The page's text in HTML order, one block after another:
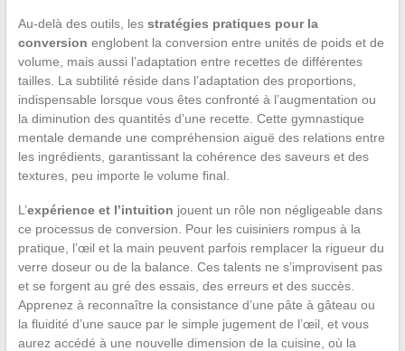
Au-delà des outils, les stratégies pratiques pour la
conversion englobent la conversion entre unités de poids et de
volume, mais aussi l’adaptation entre recettes de différentes
tailles. La subtilité réside dans l’adaptation des proportions,
indispensable lorsque vous êtes confronté à l’augmentation ou
la diminution des quantités d’une recette. Cette gymnastique
mentale demande une compréhension aiguë des relations entre
les ingrédients, garantissant la cohérence des saveurs et des
textures, peu importe le volume final.
L’expérience et l’intuition jouent un rôle non négligeable dans
ce processus de conversion. Pour les cuisiniers rompus à la
pratique, l’œil et la main peuvent parfois remplacer la rigueur du
verre doseur ou de la balance. Ces talents ne s’improvisent pas
et se forgent au gré des essais, des erreurs et des succès.
Apprenez à reconnaître la consistance d’une pâte à gâteau ou
la fluidité d’une sauce par le simple jugement de l’œil, et vous
aurez accédé à une nouvelle dimension de la cuisine, où la